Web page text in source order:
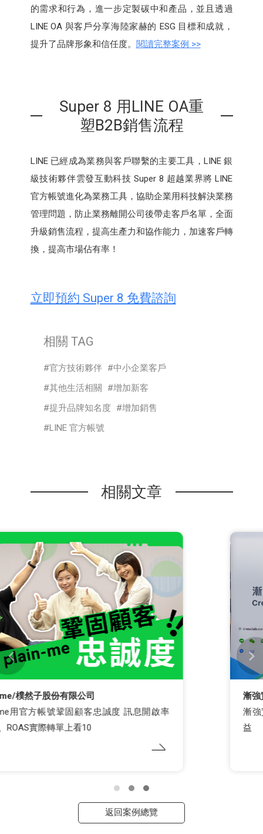
的需求和行為，進一步定製碳中和產品，並且透過
LINE OA 與客戶分享海陸家赫的 ESG 目標和成就，
提升了品牌形象和信任度。 閱讀完整案例 >>
Super 8 用LINE OA重
塑B2B銷售流程
LINE 已經成為業務與客戶聯繫的主要工具，LINE 銀
級技術夥伴雲發互動科技 Super 8 超越業界將 LINE
官方帳號進化為業務工具，協助企業用科技解決業務
管理問題，防止業務離開公司後帶走客戶名單，全面
升級銷售流程，提高生產力和協作能力，加速客戶轉
換，提高市場佔有率！
立即預約 Super 8 免費諮詢
相關 TAG
官方技術夥伴
中小企業客戶
其他生活相關
增加新客
提升品牌知名度
增加銷售
LINE 官方帳號
相關文章
漸強實驗室
漸強實驗室「CRM資料整合工具」，放大電商效
益
返回案例總覽